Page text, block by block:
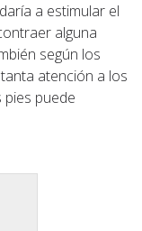
a estimular el
alguna
según los
atención a los
puede